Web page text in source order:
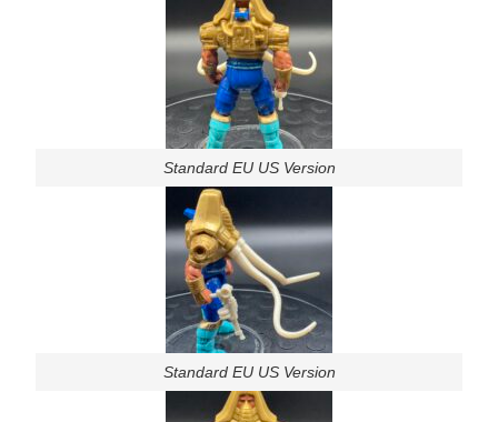
Standard EU US Version
Standard EU US Version